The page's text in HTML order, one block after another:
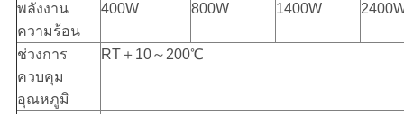
พลังงาน
ความร้อน
400W 800W 1400W
ช่วงการ
ควบคุม
อุณหภูมิ
RT＋10～200℃